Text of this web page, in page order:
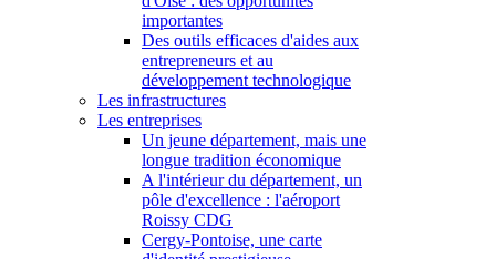
importantes
Des outils efficaces d'aides aux
entrepreneurs et au
développement technologique
Les infrastructures
Les entreprises
Un jeune département, mais une
longue tradition économique
A l'intérieur du département, un
pôle d'excellence : l'aéroport
Roissy CDG
Cergy-Pontoise, une carte